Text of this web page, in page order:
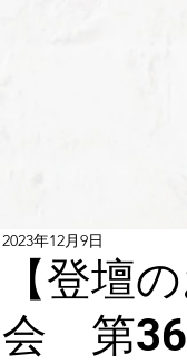
【登壇
会 第36
2023年12月9日